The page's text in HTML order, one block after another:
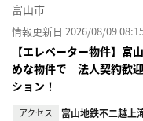
富山市
情報更新日 2026/08/09
【エレベーター物件】富
めな物件で 法人契約歓
ション！
アクセス 富山地鉄不二越上